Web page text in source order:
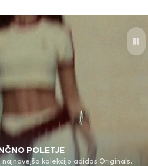
POLETJE
kolekcijo adidas Originals.